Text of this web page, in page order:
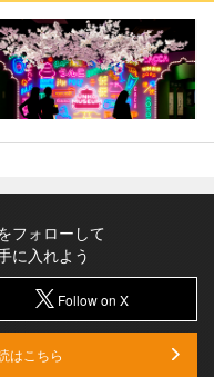
フォローして
に入れよう
Follow on X
はこちら